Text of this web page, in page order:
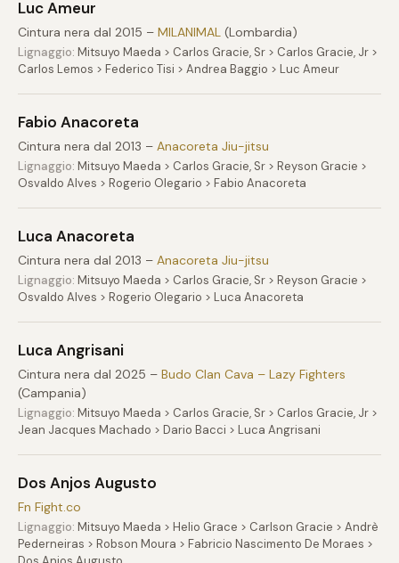
Luc Ameur
Cintura nera dal 2015 – MILANIMAL (Lombardia)
Lignaggio: Mitsuyo Maeda > Carlos Gracie, Sr > Carlos Gracie, Jr >
Carlos Lemos > Federico Tisi > Andrea Baggio > Luc Ameur
Fabio Anacoreta
Cintura nera dal 2013 – Anacoreta Jiu-jitsu
Lignaggio: Mitsuyo Maeda > Carlos Gracie, Sr > Reyson Gracie >
Osvaldo Alves > Rogerio Olegario > Fabio Anacoreta
Luca Anacoreta
Cintura nera dal 2013 – Anacoreta Jiu-jitsu
Lignaggio: Mitsuyo Maeda > Carlos Gracie, Sr > Reyson Gracie >
Osvaldo Alves > Rogerio Olegario > Luca Anacoreta
Luca Angrisani
Cintura nera dal 2025 – Budo Clan Cava – Lazy Fighters
(Campania)
Lignaggio: Mitsuyo Maeda > Carlos Gracie, Sr > Carlos Gracie, Jr >
Jean Jacques Machado > Dario Bacci > Luca Angrisani
Dos Anjos Augusto
Fn Fight.co
Lignaggio: Mitsuyo Maeda > Helio Grace > Carlson Gracie > Andrè
Pederneiras > Robson Moura > Fabricio Nascimento De Moraes >